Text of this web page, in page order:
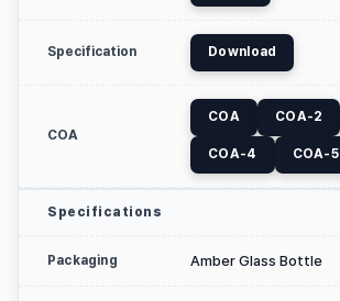
Specification Download
COA
COA COA-2
COA-4 COA-5
Specifications
Packaging Amber Glass Bottle